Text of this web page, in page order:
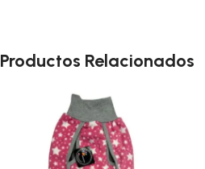
Productos Relacionados